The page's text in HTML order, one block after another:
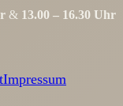
& 13.00 – 16.30 Uhr
Impressum